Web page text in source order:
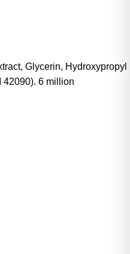
Glycerin, Hydroxypropyl
42090). 6 million